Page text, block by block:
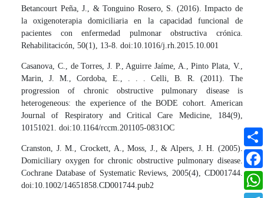
Betancourt Peña, J., & Tonguino Rosero, S. (2016). Impacto de
la oxigenoterapia domiciliaria en la capacidad funcional de
pacientes con enfermedad pulmonar obstructiva crónica.
Rehabilitacicón, 50(1), 13-8. doi:10.1016/j.rh.2015.10.001
Casanova, C., de Torres, J. P., Aguirre Jaíme, A., Pinto Plata, V.,
Marin, J. M., Cordoba, E., . . . Celli, B. R. (2011). The
progression of chronic obstructive pulmonary disease is
heterogeneous: the experience of the BODE cohort. American
Journal of Respiratory and Critical Care Medicine, 184(9),
10151021. doi:10.1164/rccm.201105-0831OC
Cranston, J. M., Crockett, A., Moss, J., & Alpers, J. H. (2005).
Domiciliary oxygen for chronic obstructive pulmonary disease.
Cochrane Database of Systematic Reviews, 2005(4), CD001744.
doi:10.1002/14651858.CD001744.pub2